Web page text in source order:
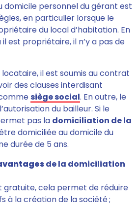
domicile personnel du gérant est
en particulier lorsque le
du local d’habitation. En
est propriétaire, il n’y a pas de
il est soumis au contrat
des clauses interdisant
siège social. En outre, le
du bailleur. Si le
pas la domiciliation de la
domiciliée au domicile du
durée de 5 ans.
de la domiciliation
gratuite, cela permet de réduire
à la création de la société ;